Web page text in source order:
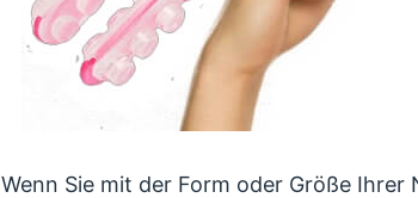
Wenn Sie mit der Form oder Größe Ihrer